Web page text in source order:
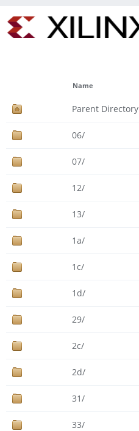
Name
Parent Directory
06/
07/
12/
13/
1a/
1c/
1d/
29/
2c/
2d/
31/
33/